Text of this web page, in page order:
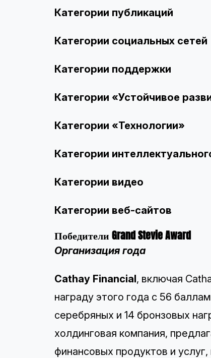
Категории публикаций
Категории социальных сетей
Категории поддержки
Категории «Устойчивое
Категории «Технологии»
Категории
Категории видео
Категории веб-сайтов
Победители Grand Stevie Award
Организация года
Cathay Financial, включая
награду этого года с 56
серебряных и 14 бронзовых
холдинговая компания,
финансовых продуктов и